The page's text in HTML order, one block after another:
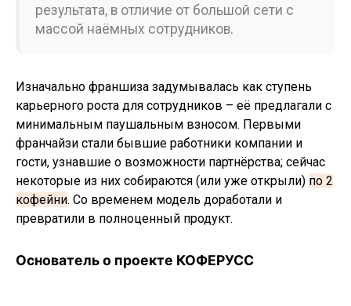
результата, в отличие от большой сети с
массой наёмных сотрудников.
Изначально франшиза задумывалась как ступень
карьерного роста для сотрудников – её предлагали с
минимальным паушальным взносом. Первыми
франчайзи стали бывшие работники компании и
гости, узнавшие о возможности партнёрства; сейчас
некоторые из них собираются (или уже открыли) по 2
кофейни. Со временем модель доработали и
превратили в полноценный продукт.
Основатель о проекте КОФЕРУСС